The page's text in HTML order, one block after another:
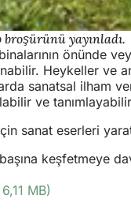
yayınladı.
önünde
Heykeller
sanatsal
ve
sanat eserleri
keşfetmeye
6,11 MB